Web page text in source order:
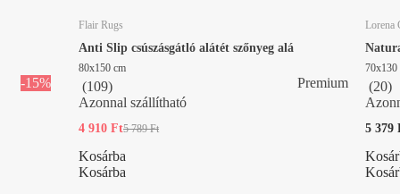
-15%
Flair Rugs
Anti Slip csúszásgátló alátét szőnyeg alá
80x150 cm
(109)
Azonnal szállítható
4 910 Ft5 789 Ft
Kosárba
Kosárba
Premium
Lorena
70x130
(20)
5 379